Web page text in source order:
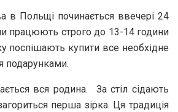
в Польщі починається ввечері 24
працюють строго до 13-14 години
поспішають купити все необхідне
подарунками.
вся родина. За стіл сідають
перша зірка. Ця традиція